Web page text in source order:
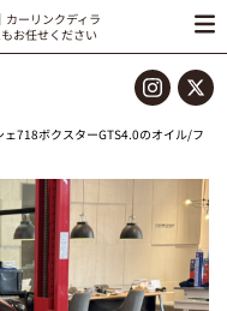
カーリンクディラ
お任せください
718ボクスターGTS4.0のオイル/フ